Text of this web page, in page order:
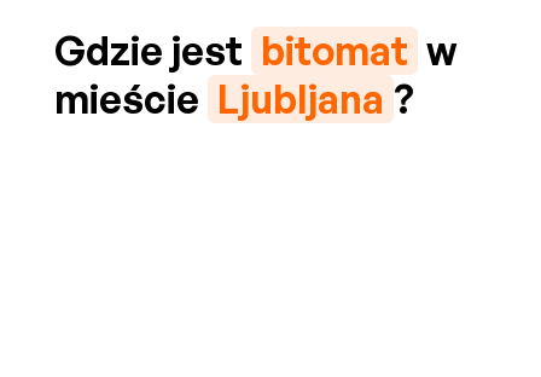
Gdzie jest bitomat w
mieście Ljubljana ?